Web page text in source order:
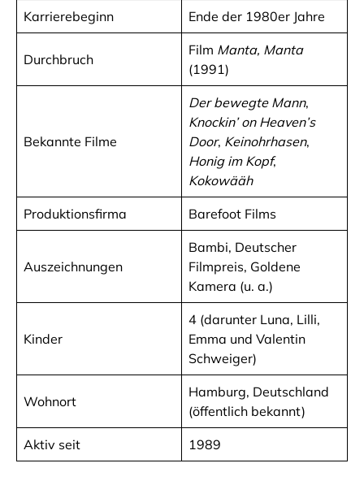
Karrierebeginn Ende der 1980er Jahre
Durchbruch
Film Manta, Manta
(1991)
Bekannte Filme
Der bewegte Mann,
Knockin’ on Heaven’s
Door, Keinohrhasen,
Honig im Kopf,
Kokowääh
Produktionsfirma Barefoot Films
Auszeichnungen
Bambi, Deutscher
Filmpreis, Goldene
Kamera (u. a.)
Kinder
4 (darunter Luna, Lilli,
Emma und Valentin
Schweiger)
Wohnort
Hamburg, Deutschland
(öffentlich bekannt)
Aktiv seit 1989